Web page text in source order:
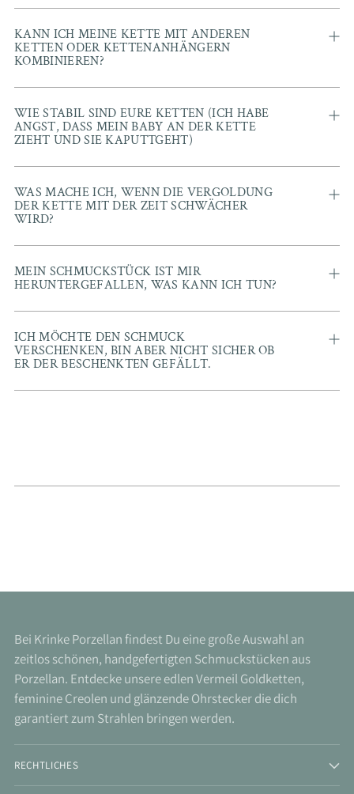
KANN ICH MEINE KETTE MIT ANDEREN
KETTEN ODER KETTENANHÄNGERN
KOMBINIEREN?
WIE STABIL SIND EURE KETTEN (ICH HABE
ANGST, DASS MEIN BABY AN DER KETTE
ZIEHT UND SIE KAPUTTGEHT)
WAS MACHE ICH, WENN DIE VERGOLDUNG
DER KETTE MIT DER ZEIT SCHWÄCHER
WIRD?
MEIN SCHMUCKSTÜCK IST MIR
HERUNTERGEFALLEN, WAS KANN ICH TUN?
ICH MÖCHTE DEN SCHMUCK
VERSCHENKEN, BIN ABER NICHT SICHER OB
ER DER BESCHENKTEN GEFÄLLT.
Bei Krinke Porzellan findest Du eine große Auswahl an
zeitlos schönen, handgefertigten Schmuckstücken aus
Porzellan. Entdecke unsere edlen Vermeil Goldketten,
feminine Creolen und glänzende Ohrstecker die dich
garantiert zum Strahlen bringen werden.
RECHTLICHES